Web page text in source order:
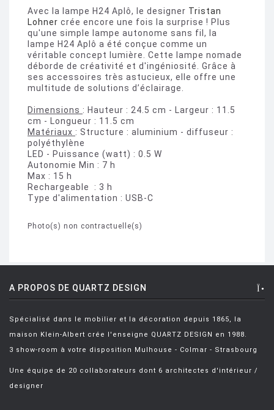
Avec la lampe H24 Aplô, le designer Tristan
Lohner crée encore une fois la surprise ! Plus
qu'une simple lampe autonome sans fil, la
lampe H24 Aplô a été conçue comme un
véritable concept lumière. Cette lampe nomade
déborde de créativité et d'ingéniosité. Grâce à
ses accessoires très astucieux, elle offre une
multitude de solutions d’éclairage.
Dimensions : Hauteur : 24.5 cm - Largeur : 11.5
cm - Longueur : 11.5 cm
Matériaux : Structure : aluminium - diffuseur :
polyéthylène
LED - Puissance (watt) : 0.5 W
Autonomie Min : 7 h
Max : 15 h
Rechargeable : 3 h
Type d'alimentation : USB-C
Photo(s) non contractuelle(s)
A PROPOS DE QUARTZ DESIGN
Spécialisé dans le mobilier et la décoration depuis 1865, la
maison Klein-Albert crée l'enseigne QUARTZ DESIGN en 1988.
3 show-room à votre disposition Mulhouse - Colmar - Strasbourg
Une équipe de 20 collaborateurs dont 6 architectes d'intérieur /
designer